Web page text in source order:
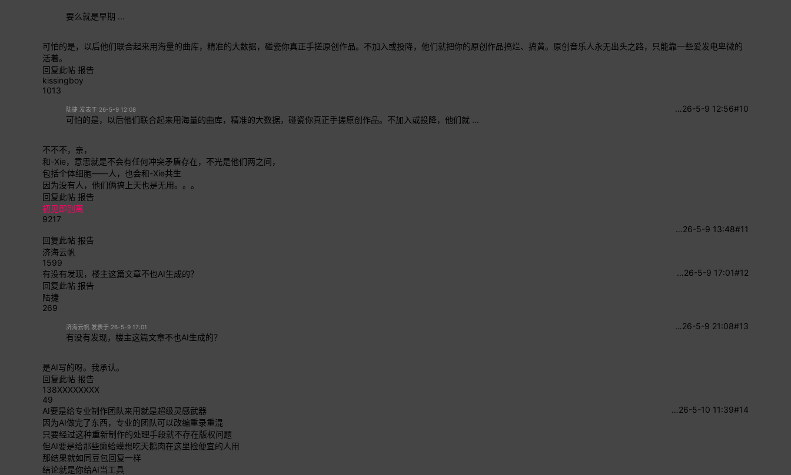
要么就是早期 ...
可怕的是，以后他们联合起来用海量的曲库，精准的大数据，碰瓷你真正手搓原创作品。不加入或投降，他们就把你的原创作品搞烂、搞黄。原创音乐人永无出头之路，只能靠一些爱发电卑微的
活着。
回复此帖 报告
kissingboy
1013
#10
26-5-9 12:56
…
陆捷 发表于 26-5-9 12:08
可怕的是，以后他们联合起来用海量的曲库，精准的大数据，碰瓷你真正手搓原创作品。不加入或投降，他们就 ...
不不不，亲，
和-Xie，意思就是不会有任何冲突矛盾存在，不光是他们两之间，
包括个体细胞——人，也会和-Xie共生
因为没有人，他们俩搞上天也是无用。。。
回复此帖 报告
初见即别离
9217
#11
26-5-9 13:48
…
回复此帖 报告
济海云帆
1599
#12
26-5-9 17:01
…
有没有发现，楼主这篇文章不也AI生成的？
回复此帖 报告
陆捷
269
#13
26-5-9 21:08
…
济海云帆 发表于 26-5-9 17:01
有没有发现，楼主这篇文章不也AI生成的？
是AI写的呀。我承认。
回复此帖 报告
138XXXXXXXX
49
#14
26-5-10 11:39
…
AI要是给专业制作团队来用就是超级灵感武器
因为AI做完了东西，专业的团队可以改编重录重混
只要经过这种重新制作的处理手段就不存在版权问题
但AI要是给那些癞蛤蟆想吃天鹅肉在这里捡便宜的人用
那结果就如同豆包回复一样
结论就是你给AI当工具